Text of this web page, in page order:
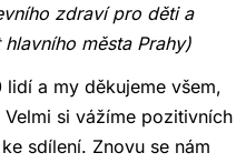
zdraví pro děti a
města Prahy)
a my děkujeme všem,
si vážíme pozitivních
sdílení. Znovu se nám